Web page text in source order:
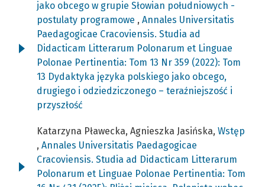
jako obcego w grupie Słowian południowych -
postulaty programowe , Annales Universitatis
Paedagogicae Cracoviensis. Studia ad
Didacticam Litterarum Polonarum et Linguae
Polonae Pertinentia: Tom 13 Nr 359 (2022): Tom
13 Dydaktyka języka polskiego jako obcego,
drugiego i odziedziczonego – teraźniejszość i
przyszłość
Katarzyna Pławecka, Agnieszka Jasińska, Wstęp
, Annales Universitatis Paedagogicae
Cracoviensis. Studia ad Didacticam Litterarum
Polonarum et Linguae Polonae Pertinentia: Tom